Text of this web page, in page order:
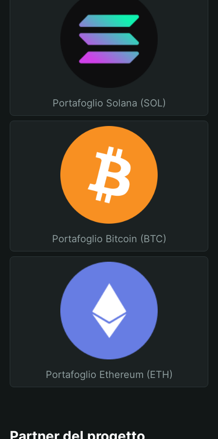
Portafoglio Solana (SOL)
Portafoglio Bitcoin (BTC)
Portafoglio Ethereum (ETH)